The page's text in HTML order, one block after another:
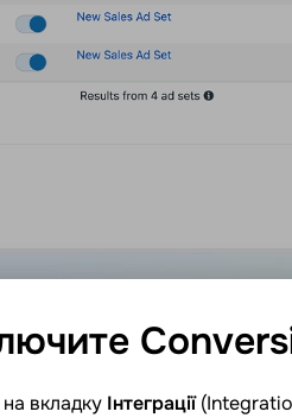
вкладку Інтеграції